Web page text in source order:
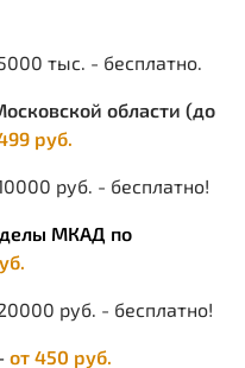
тыс. - бесплатно.
области (до
руб.
руб. - бесплатно!
МКАД по
руб. - бесплатно!
от 450 руб.